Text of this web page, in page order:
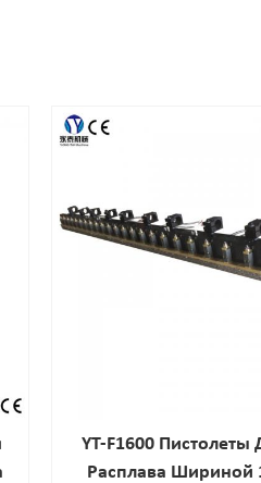
YT-F1600 Пистолеты
Расплава